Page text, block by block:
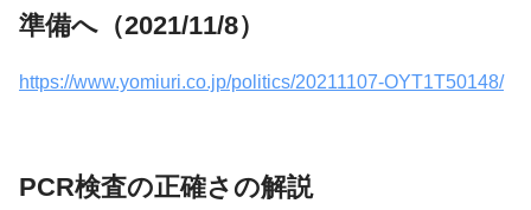
準備へ（2021/11/8）
https://www.yomiuri.co.jp/politics/20211107-OYT1T50148/
PCR検査の正確さの解説